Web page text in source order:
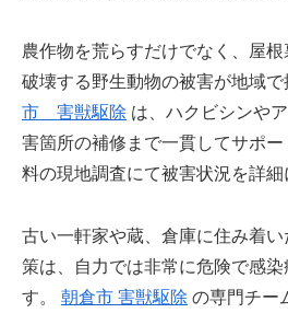
農作物を荒らすだけでなく、屋
破壊する野生動物の被害が地域で
市 害獣駆除 は、ハクビシンや
害箇所の補修まで一貫してサポ
料の現地調査にて被害状況を詳細
古い一軒家や蔵、倉庫に住み着
策は、自力では非常に危険で感染
す。 朝倉市 害獣駆除 の専門チー